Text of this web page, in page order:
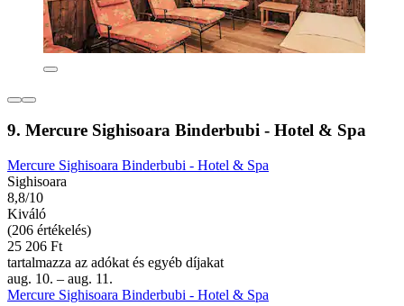
9. Mercure Sighisoara Binderbubi - Hotel & Spa
Mercure Sighisoara Binderbubi - Hotel & Spa
Sighisoara
8,8/10
Kiváló
(206 értékelés)
25 206 Ft
tartalmazza az adókat és egyéb díjakat
aug. 10. – aug. 11.
Mercure Sighisoara Binderbubi - Hotel & Spa